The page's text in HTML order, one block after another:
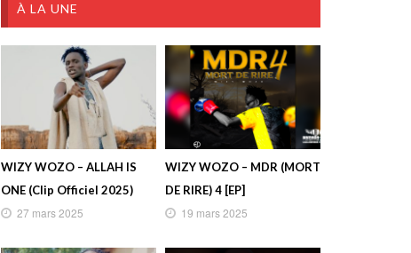
À LA UNE
WIZY WOZO – ALLAH IS
ONE (Clip Officiel 2025)
27 mars 2025
WIZY WOZO – MDR (MORT
DE RIRE) 4 [EP]
19 mars 2025